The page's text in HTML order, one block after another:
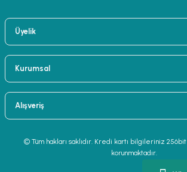
Üyelik
Kurumsal
Alışveriş
© Tüm hakları saklıdır. Kredi kartı bilgileriniz
korunmaktadır.